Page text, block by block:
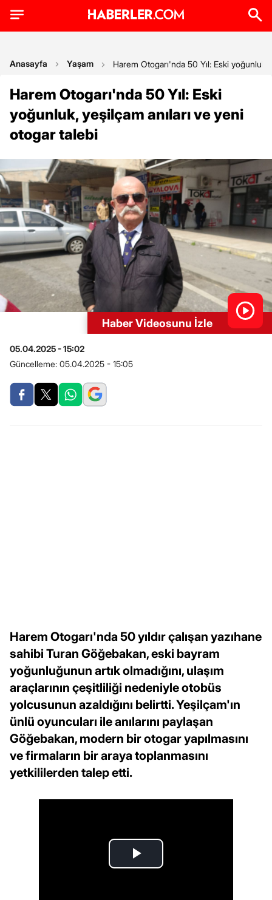
Anasayfa Yaşam Harem Otogarı'nda 50 Yıl: Eski
Harem Otogarı'nda 50 Yıl: Eski
yoğunluk, yeşilçam anıları ve yeni
otogar talebi
Haber Videosunu İzle
05.04.2025 - 15:02
Güncelleme: 05.04.2025 - 15:05
Harem Otogarı'nda 50 yıldır çalışan yazıhane
sahibi Turan Göğebakan, eski bayram
yoğunluğunun artık olmadığını, ulaşım
araçlarının çeşitliliği nedeniyle otobüs
yolcusunun azaldığını belirtti. Yeşilçam'ın
ünlü oyuncuları ile anılarını paylaşan
Göğebakan, modern bir otogar yapılmasını
ve firmaların bir araya toplanmasını
yetkililerden talep etti.